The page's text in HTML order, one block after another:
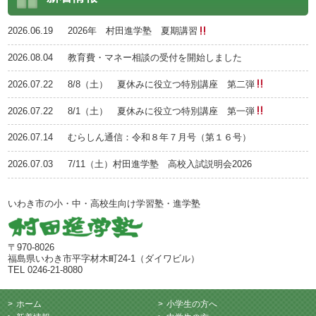
2026.06.19 2026年 村田進学塾 夏期講習
2026.08.04 教育費・マネー相談の受付を開始しました
2026.07.22 8/8（土） 夏休みに役立つ特別講座 第二弾
2026.07.22 8/1（土） 夏休みに役立つ特別講座 第一弾
2026.07.14 むらしん通信：令和８年７月号（第１６号）
2026.07.03 7/11（土）村田進学塾 高校入試説明会2026
いわき市の小・中・高校生向け学習塾・進学塾
〒970-8026
福島県いわき市平字材木町24-1（ダイワビル）
TEL 0246-21-8080
ホーム
小学生の方へ